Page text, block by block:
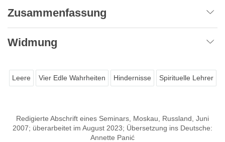
Zusammenfassung
Widmung
Leere Vier Edle Wahrheiten Hindernisse Spirituelle Lehrer
Redigierte Abschrift eines Seminars, Moskau, Russland, Juni
2007; überarbeitet im August 2023; Übersetzung ins Deutsche:
Annette Panić